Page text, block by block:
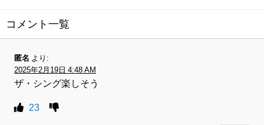
コメント一覧
匿名
より:
2025年2月19日 4:48 AM
ザ・シング楽しそう
23